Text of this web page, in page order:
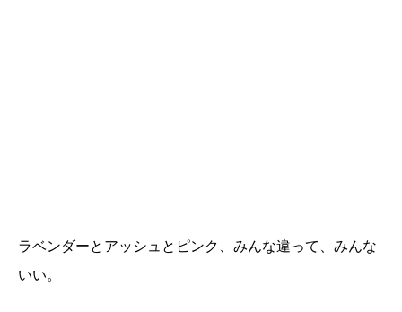
ラベンダーとアッシュとピンク、みんな違って、みんな
いい。